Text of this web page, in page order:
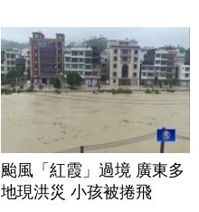
颱風「紅霞」過境 廣東多
地現洪災 小孩被捲飛